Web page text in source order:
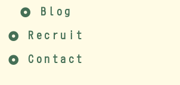
Blog
Recruit
Contact